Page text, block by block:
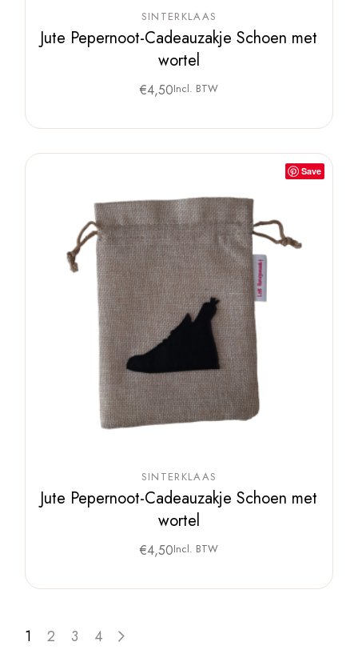
SINTERKLAAS
Jute Pepernoot-Cadeauzakje Schoen met
wortel
€4,50Incl. BTW
Save
SINTERKLAAS
Jute Pepernoot-Cadeauzakje Schoen met
wortel
€4,50Incl. BTW
1 2 3 4